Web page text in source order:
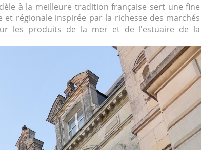
à la meilleure tradition française sert une fine
et régionale inspirée par la richesse des marchés
les produits de la mer et de l'estuaire de la